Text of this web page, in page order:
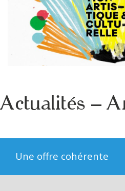
Actualités –
Une offre cohérente